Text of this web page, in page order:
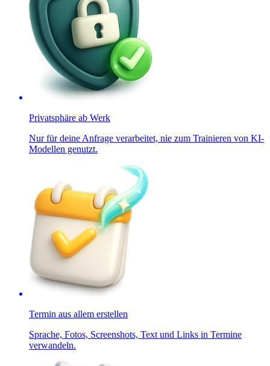
Privatsphäre ab Werk
Nur für deine Anfrage verarbeitet, nie zum Trainieren von KI-
Modellen genutzt.
Termin aus allem erstellen
Sprache, Fotos, Screenshots, Text und Links in Termine
verwandeln.